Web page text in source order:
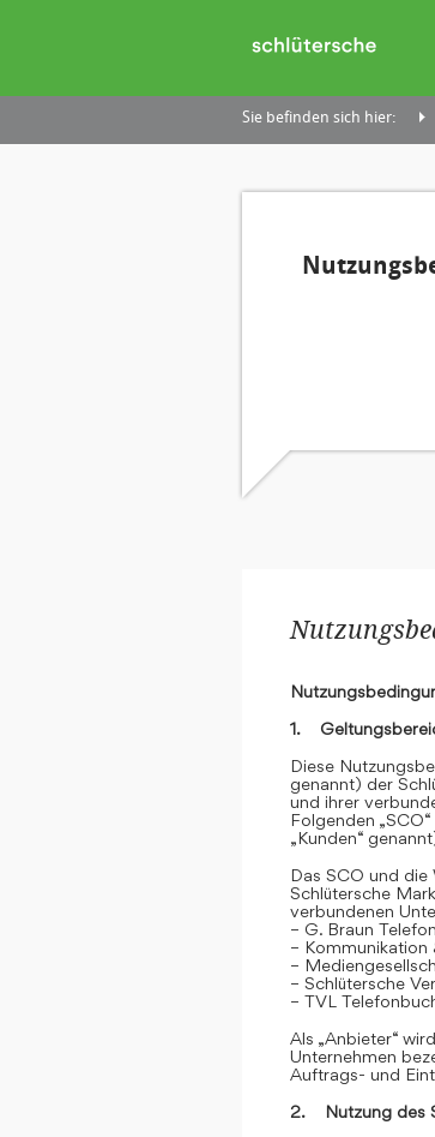
Sie befinden sich hier:
1.
Diese
genannt) der
und ihrer
Folgenden
„Kunden“
Das SCO und
Schlütersche
verbundenen
– G. Braun
–
–
– Schlütersche
– TVL
Als „Anbieter“
Unternehmen
Auftrags- und
2. Nutzung des